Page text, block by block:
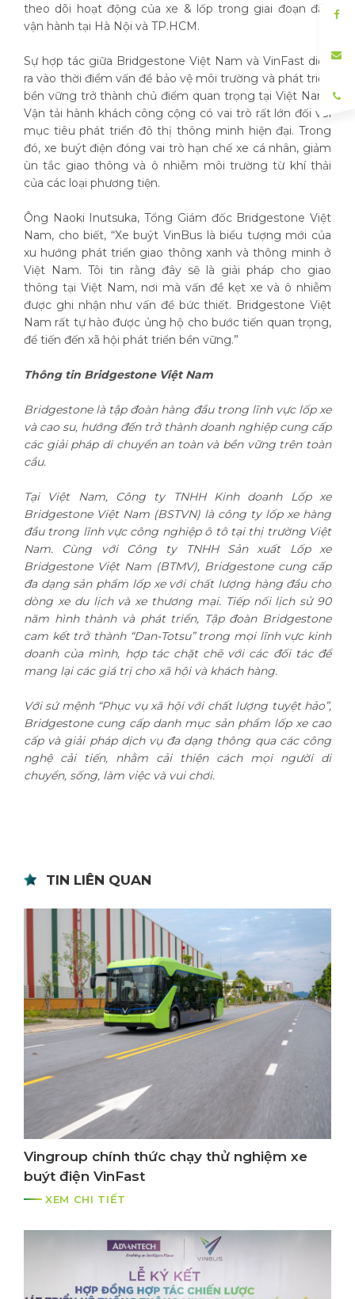
theo dõi hoạt động của xe & lốp trong giai đoạn đầu
vận hành tại Hà Nội và TP.HCM.
Sự hợp tác giữa Bridgestone Việt Nam và VinFast diễn
ra vào thời điểm vấn đề bảo vệ môi trường và phát triển
bền vững trở thành chủ điểm quan trọng tại Việt Nam.
Vận tải hành khách công cộng có vai trò rất lớn đối với
mục tiêu phát triển đô thị thông minh hiện đại. Trong
đó, xe buýt điện đóng vai trò hạn chế xe cá nhân, giảm
ùn tắc giao thông và ô nhiễm môi trường từ khí thải
của các loại phương tiện.
Ông Naoki Inutsuka, Tổng Giám đốc Bridgestone Việt
Nam, cho biết, “Xe buýt VinBus là biểu tượng mới của
xu hướng phát triển giao thông xanh và thông minh ở
Việt Nam. Tôi tin rằng đây sẽ là giải pháp cho giao
thông tại Việt Nam, nơi mà vấn đề kẹt xe và ô nhiễm
được ghi nhận như vấn đề bức thiết. Bridgestone Việt
Nam rất tự hào được ủng hộ cho bước tiến quan trọng,
để tiến đến xã hội phát triển bền vững.”
Thông tin Bridgestone Việt Nam
Bridgestone là tập đoàn hàng đầu trong lĩnh vực lốp xe
và cao su, hướng đến trở thành doanh nghiệp cung cấp
các giải pháp di chuyển an toàn và bền vững trên toàn
cầu.
Tại Việt Nam, Công ty TNHH Kinh doanh Lốp xe
Bridgestone Việt Nam (BSTVN) là công ty lốp xe hàng
đầu trong lĩnh vực công nghiệp ô tô tại thị trường Việt
Nam. Cùng với Công ty TNHH Sản xuất Lốp xe
Bridgestone Việt Nam (BTMV), Bridgestone cung cấp
đa dạng sản phẩm lốp xe với chất lượng hàng đầu cho
dòng xe du lịch và xe thương mại. Tiếp nối lịch sử 90
năm hình thành và phát triển, Tập đoàn Bridgestone
cam kết trở thành “Dan-Totsu” trong mọi lĩnh vực kinh
doanh của mình, hợp tác chặt chẽ với các đối tác để
mang lại các giá trị cho xã hội và khách hàng.
Với sứ mệnh “Phục vụ xã hội với chất lượng tuyệt hảo”,
Bridgestone cung cấp danh mục sản phẩm lốp xe cao
cấp và giải pháp dịch vụ đa dạng thông qua các công
nghệ cải tiến, nhằm cải thiện cách mọi người di
chuyển, sống, làm việc và vui chơi.
TIN LIÊN QUAN
Vingroup chính thức chạy thử nghiệm xe
buýt điện VinFast
XEM CHI TIẾT